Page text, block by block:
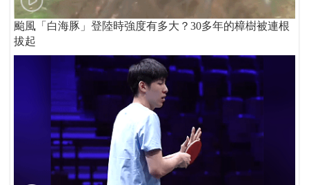
颱風「白海豚」登陸時強度有多大？30多年的樟樹被連根
拔起